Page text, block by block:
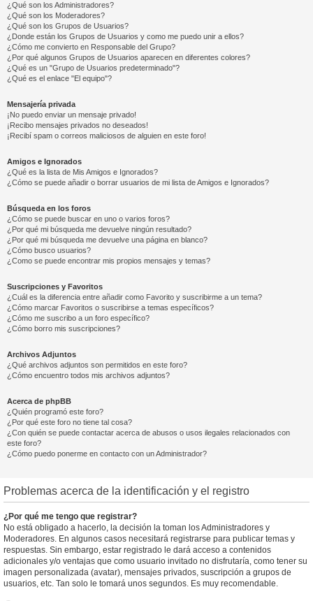
¿Qué son los Administradores?
¿Qué son los Moderadores?
¿Qué son los Grupos de Usuarios?
¿Donde están los Grupos de Usuarios y como me puedo unir a ellos?
¿Cómo me convierto en Responsable del Grupo?
¿Por qué algunos Grupos de Usuarios aparecen en diferentes colores?
¿Qué es un "Grupo de Usuarios predeterminado"?
¿Qué es el enlace "El equipo"?
Mensajería privada
¡No puedo enviar un mensaje privado!
¡Recibo mensajes privados no deseados!
¡Recibí spam o correos maliciosos de alguien en este foro!
Amigos e Ignorados
¿Qué es la lista de Mis Amigos e Ignorados?
¿Cómo se puede añadir o borrar usuarios de mi lista de Amigos e Ignorados?
Búsqueda en los foros
¿Cómo se puede buscar en uno o varios foros?
¿Por qué mi búsqueda me devuelve ningún resultado?
¿Por qué mi búsqueda me devuelve una página en blanco?
¿Cómo busco usuarios?
¿Como se puede encontrar mis propios mensajes y temas?
Suscripciones y Favoritos
¿Cuál es la diferencia entre añadir como Favorito y suscribirme a un tema?
¿Cómo marcar Favoritos o suscribirse a temas específicos?
¿Cómo me suscribo a un foro específico?
¿Cómo borro mis suscripciones?
Archivos Adjuntos
¿Qué archivos adjuntos son permitidos en este foro?
¿Cómo encuentro todos mis archivos adjuntos?
Acerca de phpBB
¿Quién programó este foro?
¿Por qué este foro no tiene tal cosa?
¿Con quién se puede contactar acerca de abusos o usos ilegales relacionados con
este foro?
¿Cómo puedo ponerme en contacto con un Administrador?
Problemas acerca de la identificación y el registro
¿Por qué me tengo que registrar?
No está obligado a hacerlo, la decisión la toman los Administradores y
Moderadores. En algunos casos necesitará registrarse para publicar temas y
respuestas. Sin embargo, estar registrado le dará acceso a contenidos
adicionales y/o ventajas que como usuario invitado no disfrutaría, como tener su
imagen personalizada (avatar), mensajes privados, suscripción a grupos de
usuarios, etc. Tan solo le tomará unos segundos. Es muy recomendable.